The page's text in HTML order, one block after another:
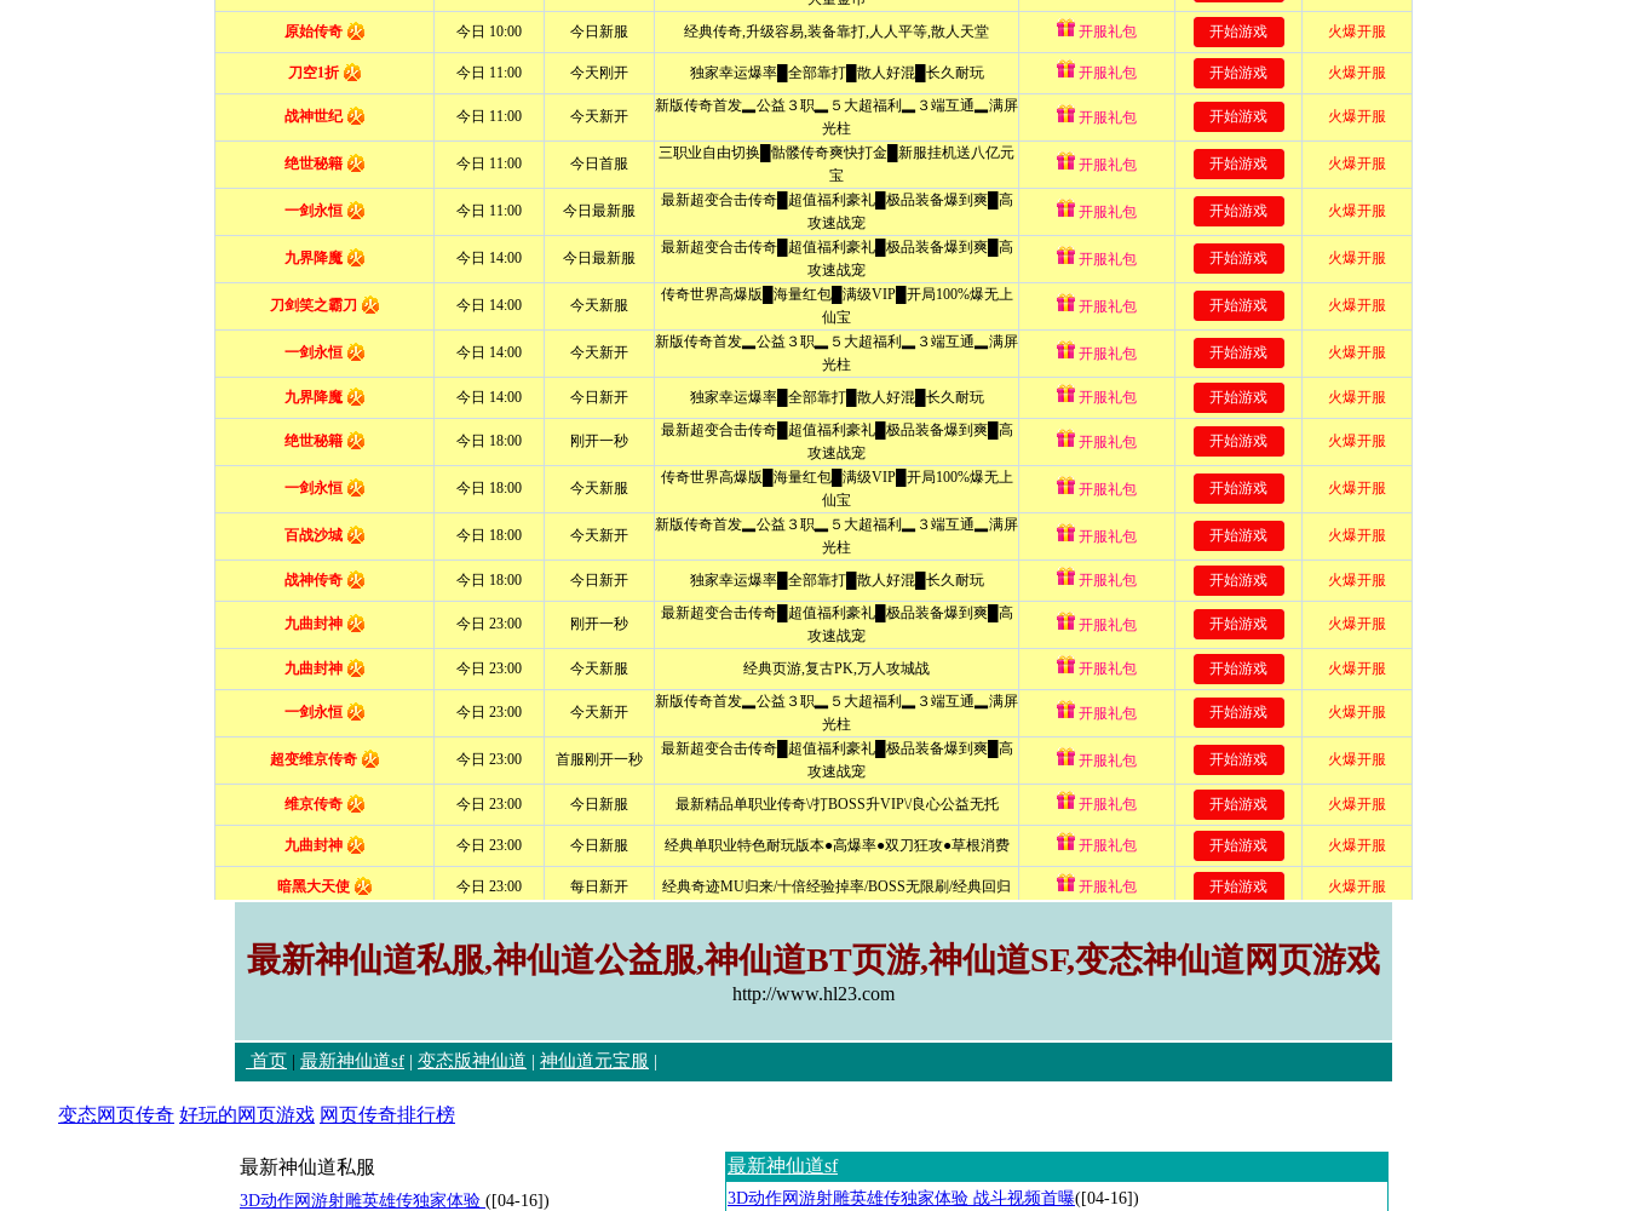
最新神仙道私服,神仙道公益服,神仙道BT页游,神仙道SF,变态神仙道网页游戏
http://www.hl23.com
首页 | 最新神仙道sf | 变态版神仙道 | 神仙道元宝服 |
变态网页传奇 好玩的网页游戏 网页传奇排行榜
最新神仙道私服
3D动作网游射雕英雄传独家体验 ([04-16])
最新神仙道sf
3D动作网游射雕英雄传独家体验 战斗视频首曝([04-16])